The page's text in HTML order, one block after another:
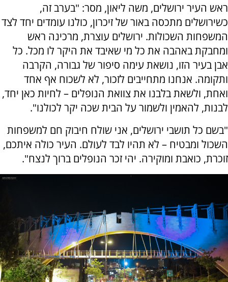
ראש העיר ירושלים, משה ליאון, מסר: "בערב זה,
כשירושלים מתכסה באור של זיכרון, כולנו עומדים יחד לצד
המשפחות השכולות. ירושלים עוצרת, מרכינה ראש
ומחבקת באהבה את כל מי שאיבד את היקר לו מכל. כל
אבן בעיר הזו, נושאת עימה סיפור של גבורה, הקרבה
ותקומה. אנחנו מתחייבים לזכור, לא לשכוח אף אחד
ואחת, ולשאת בלבנו את צוואת הנופלים – לחיות כאן יחד,
לבנות, להאמין ולשמור על הבית שכה יקר לכולנו".
"בשם כל תושבי ירושלים, אני שולח חיבוק חם למשפחות
השכול ומבטיח – לא תהיו לבד לעולם. העיר כולה איתכם,
זוכרת, כואבת ומוקירה. יהי זכר הנופלים ברוך לנצח".